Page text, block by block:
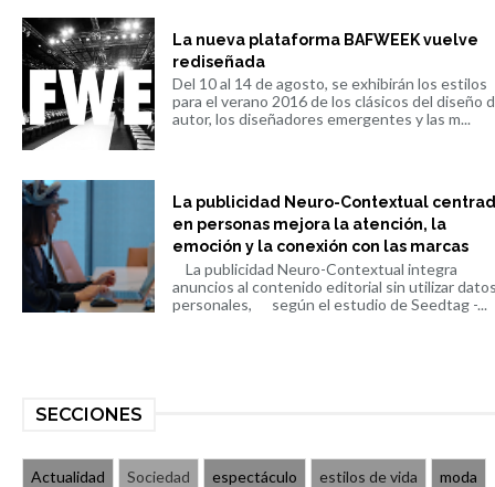
La nueva plataforma BAFWEEK vuelve
rediseñada
Del 10 al 14 de agosto, se exhibirán los estilos
para el verano 2016 de los clásicos del diseño
autor, los diseñadores emergentes y las m...
La publicidad Neuro-Contextual
en personas mejora la atención, la
emoción y la conexión con las marcas
La publicidad Neuro-Contextual integra
anuncios al contenido editorial sin utilizar
personales, según el estudio de Seedtag -...
SECCIONES
Actualidad Sociedad espectáculo estilos de vida moda